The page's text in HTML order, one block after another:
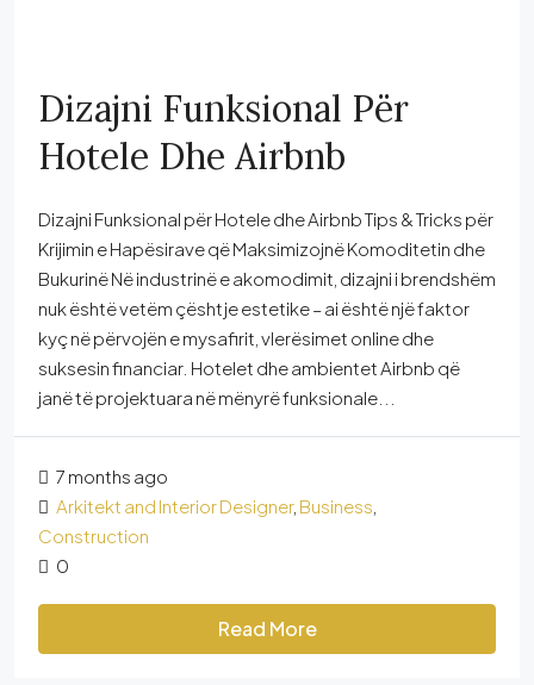
Dizajni Funksional Për
Hotele Dhe Airbnb
Dizajni Funksional për Hotele dhe Airbnb Tips & Tricks për
Krijimin e Hapësirave që Maksimizojnë Komoditetin dhe
Bukurinë Në industrinë e akomodimit, dizajni i brendshëm
nuk është vetëm çështje estetike – ai është një faktor
kyç në përvojën e mysafirit, vlerësimet online dhe
suksesin financiar. Hotelet dhe ambientet Airbnb që
janë të projektuara në mënyrë funksionale...
7 months ago
Arkitekt and Interior Designer, Business
Construction
0
Read More